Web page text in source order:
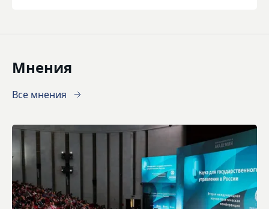
Мнения
Все мнения